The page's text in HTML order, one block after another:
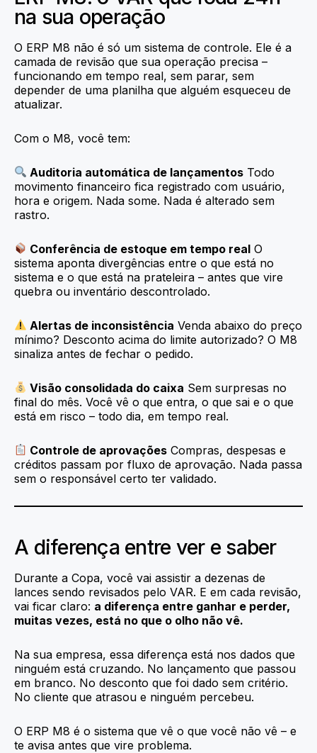
na sua operação
O ERP M8 não é só um sistema de controle. Ele é a
camada de revisão que sua operação precisa –
funcionando em tempo real, sem parar, sem
depender de uma planilha que alguém esqueceu de
atualizar.
Com o M8, você tem:
Auditoria automática de lançamentos Todo
movimento financeiro fica registrado com usuário,
hora e origem. Nada some. Nada é alterado sem
rastro.
Conferência de estoque em tempo real O
sistema aponta divergências entre o que está no
sistema e o que está na prateleira – antes que vire
quebra ou inventário descontrolado.
Alertas de inconsistência Venda abaixo do preço
mínimo? Desconto acima do limite autorizado? O M8
sinaliza antes de fechar o pedido.
Visão consolidada do caixa Sem surpresas no
final do mês. Você vê o que entra, o que sai e o que
está em risco – todo dia, em tempo real.
Controle de aprovações Compras, despesas e
créditos passam por fluxo de aprovação. Nada passa
sem o responsável certo ter validado.
A diferença entre ver e saber
Durante a Copa, você vai assistir a dezenas de
lances sendo revisados pelo VAR. E em cada revisão,
vai ficar claro: a diferença entre ganhar e perder,
muitas vezes, está no que o olho não vê.
Na sua empresa, essa diferença está nos dados que
ninguém está cruzando. No lançamento que passou
em branco. No desconto que foi dado sem critério.
No cliente que atrasou e ninguém percebeu.
O ERP M8 é o sistema que vê o que você não vê – e
te avisa antes que vire problema.